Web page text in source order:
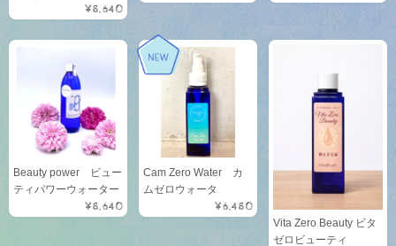
¥8,640
Beauty power ビュー
ティパワーウォーター
¥8,640
Cam Zero Water カ
ムゼロウォータ
¥6,480
Vita Zero Beauty ビタ
ゼロビューティ